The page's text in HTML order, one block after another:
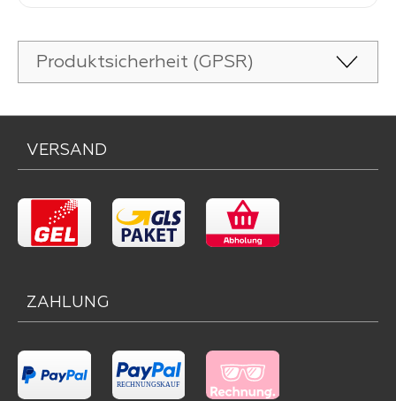
Produktsicherheit (GPSR)
VERSAND
ZAHLUNG